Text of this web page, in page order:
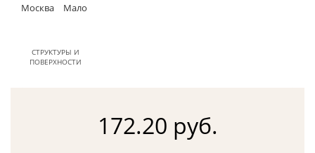
Москва Мало
СТРУКТУРЫ И
ПОВЕРХНОСТИ
172.20 руб.